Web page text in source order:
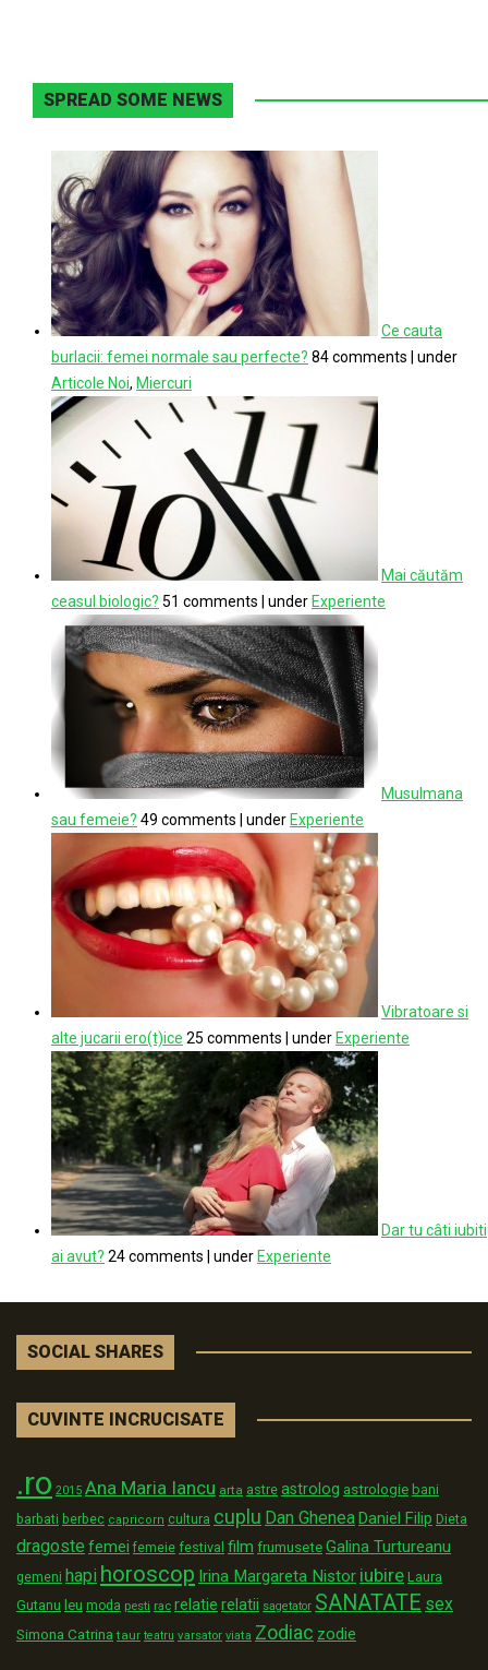
SPREAD SOME NEWS
Ce cauta
burlacii: femei normale sau perfecte? 84 comments
under
Articole Noi, Miercuri
Mai căutăm
ceasul biologic? 51 comments under Experiente
Musulmana
sau femeie? 49 comments under Experiente
Vibratoare si
alte jucarii ero(t)ice 25 comments under Experiente
Dar tu câti iubiti
ai avut? 24 comments under Experiente
SOCIAL SHARES
CUVINTE INCRUCISATE
.ro 2015 Ana Maria Iancu arta astre astrolog astrologie bani
barbati berbec capricorn cultura cuplu Dan GheneaDaniel Filip Dieta
dragoste femei femeie festival film frumusete Galina Turtureanu
gemeni hapi horoscop Irina Margareta Nistor iubire Laura
Gutanu leu moda pesti rac relatie relatii sagetator SANATATE sex
Simona Catrina taur teatru varsator viata Zodiac zodie